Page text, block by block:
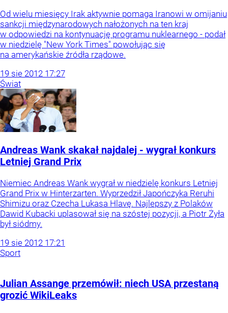
Od wielu miesięcy Irak aktywnie pomaga Iranowi w omijaniu
sankcji międzynarodowych nałożonych na ten kraj
w odpowiedzi na kontynuację programu nuklearnego - podał
w niedzielę "New York Times" powołując się
na amerykańskie źródła rządowe.
19 sie 2012 17:27
Świat
Andreas Wank skakał najdalej - wygrał konkurs
Letniej Grand Prix
Niemiec Andreas Wank wygrał w niedzielę konkurs Letniej
Grand Prix w Hinterzarten. Wyprzedził Japończyka Reruhi
Shimizu oraz Czecha Lukasa Hlavę. Najlepszy z Polaków
Dawid Kubacki uplasował się na szóstej pozycji, a Piotr Żyła
był siódmy.
19 sie 2012 17:21
Sport
Julian Assange przemówił: niech USA przestaną
grozić WikiLeaks